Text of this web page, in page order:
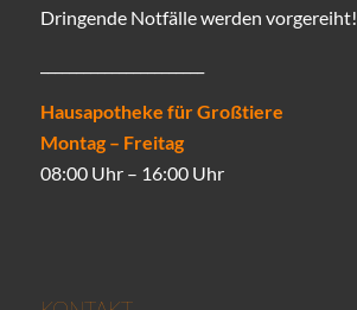
Dringende Notfälle werden vorgereiht!
Hausapotheke für Großtiere
Montag – Freitag
08:00 Uhr – 16:00 Uhr